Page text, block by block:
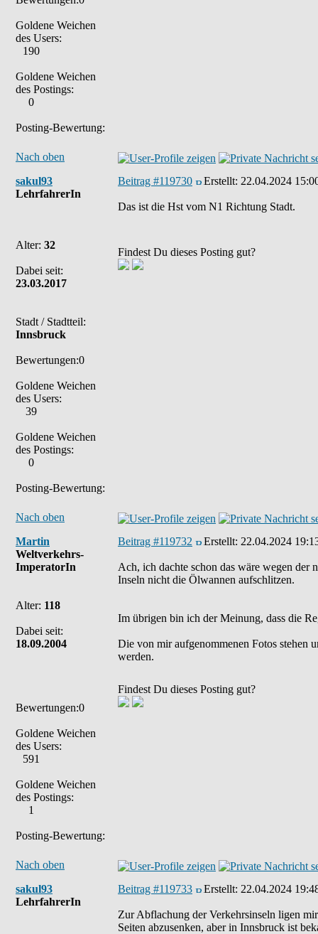
Goldene Weichen
des Users:
190
Goldene Weichen
des Postings:
0
Posting-Bewertung:
Nach oben
sakul93
LehrfahrerIn
Alter: 32
Dabei seit:
23.03.2017
Stadt / Stadtteil:
Innsbruck
Bewertungen:0
Goldene Weichen
des Users:
39
Goldene Weichen
des Postings:
0
Posting-Bewertung:
Beitrag #119730 Erstellt: 22.04.2024
Das ist die Hst vom N1 Richtung Stadt.
Findest Du dieses Posting gut?
Nach oben
Martin
Weltverkehrs-
ImperatorIn
Alter: 118
Dabei seit:
18.09.2004
Bewertungen:0
Goldene Weichen
des Users:
591
Goldene Weichen
des Postings:
1
Posting-Bewertung:
Beitrag #119732 Erstellt: 22.04.2024
Ach, ich dachte schon das wäre wegen der
Inseln nicht die Ölwannen aufschlitzen.
Im übrigen bin ich der Meinung, dass die
Die von mir aufgenommenen Fotos stehen
werden.
Findest Du dieses Posting gut?
Nach oben
sakul93
LehrfahrerIn
Beitrag #119733 Erstellt: 22.04.2024
Zur Abflachung der Verkehrsinseln ligen
Seiten abzusenken, aber in Innsbruck ist